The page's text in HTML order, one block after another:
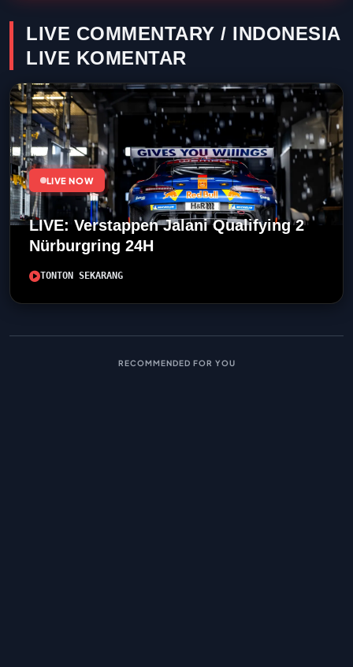
LIVE COMMENTARY / INDONESIA
LIVE KOMENTAR
LIVE NOW
LIVE: Verstappen Jalani Qualifying 2
Nürburgring 24H
TONTON SEKARANG
RECOMMENDED FOR YOU